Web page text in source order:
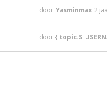
door Yasminmax 2
door{